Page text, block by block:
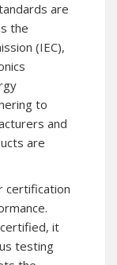
are
the
(IEC),
to
and
are
certification
it
testing